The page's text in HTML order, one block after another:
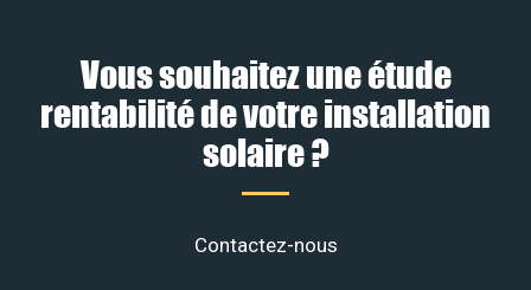
Vous souhaitez une étude
rentabilité de votre installation
solaire ?
Contactez-nous